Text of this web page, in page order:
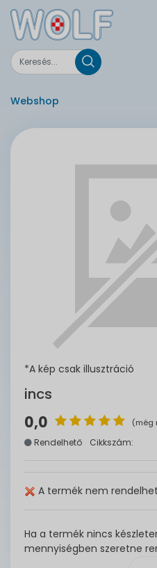
Webshop
*A kép csak illusztráció
incs
0,0 (még
Rendelhető Cikkszám:
A termék nem
Ha a termék nincs
mennyiségben szeretne